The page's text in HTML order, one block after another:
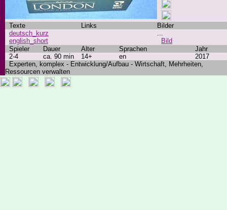
Texte Links
Bilder
deutsch_kurz
english_short
...
Bild
Spieler
Dauer Alter Sprachen
Jahr
2-4
ca. 90 min 14+ en
2017
Experten, komplex - Entwicklung/Aufbau - Wirtschaft, Mehrheiten,
Ressourcen verwalten